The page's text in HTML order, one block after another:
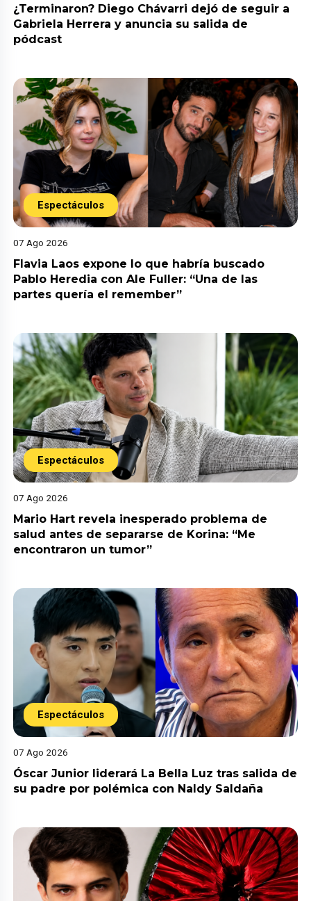
¿Terminaron? Diego Chávarri dejó de seguir a
Gabriela Herrera y anuncia su salida de
pódcast
Espectáculos
07 Ago 2026
Flavia Laos expone lo que habría buscado
Pablo Heredia con Ale Fuller: “Una de las
partes quería el remember”
Espectáculos
07 Ago 2026
Mario Hart revela inesperado problema de
salud antes de separarse de Korina: “Me
encontraron un tumor”
Espectáculos
07 Ago 2026
Óscar Junior liderará La Bella Luz tras salida de
su padre por polémica con Naldy Saldaña